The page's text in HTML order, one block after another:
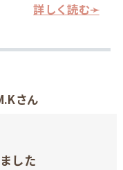
詳しく読む➛
さん
した